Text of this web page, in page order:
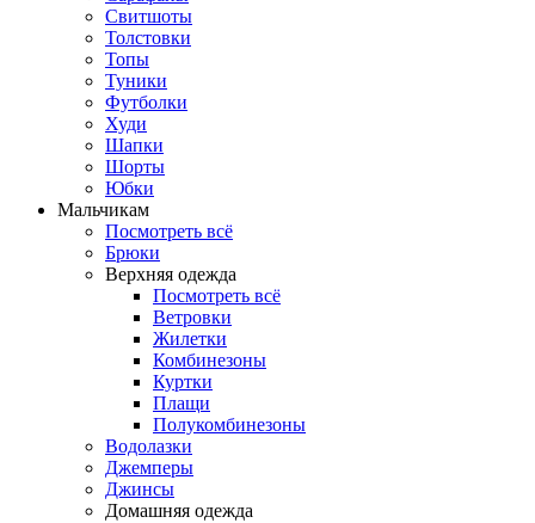
Свитшоты
Толстовки
Топы
Туники
Футболки
Худи
Шапки
Шорты
Юбки
Мальчикам
Посмотреть всё
Брюки
Верхняя одежда
Посмотреть всё
Ветровки
Жилетки
Комбинезоны
Куртки
Плащи
Полукомбинезоны
Водолазки
Джемперы
Джинсы
Домашняя одежда